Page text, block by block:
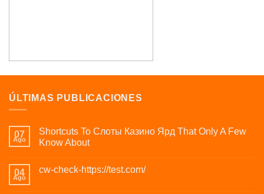
ÚLTIMAS PUBLICACIONES
07
Ago
Shortcuts To Слоты Казино Ярд That Only A Few
Know About
04
Ago
cw-check-https://test.com/